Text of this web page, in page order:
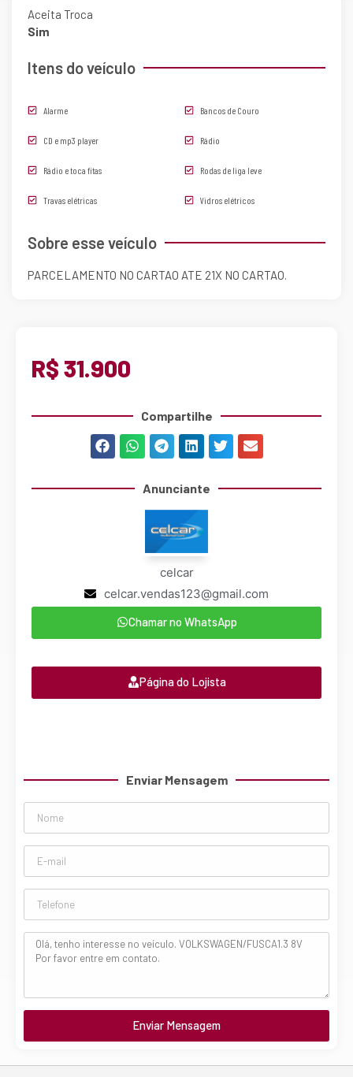
Aceita Troca
Sim
Itens do veículo
Alarme Bancos de Couro
CD e mp3 player Rádio
Rádio e toca fitas Rodas de liga leve
Travas elétricas Vidros elétricos
Sobre esse veículo
PARCELAMENTO NO CARTAO ATE 21X NO CARTAO.
R$ 31.900
Compartilhe
Anunciante
celcar
celcar.vendas123@gmail.com
Chamar no WhatsApp
Página do Lojista
Enviar Mensagem
Enviar Mensagem